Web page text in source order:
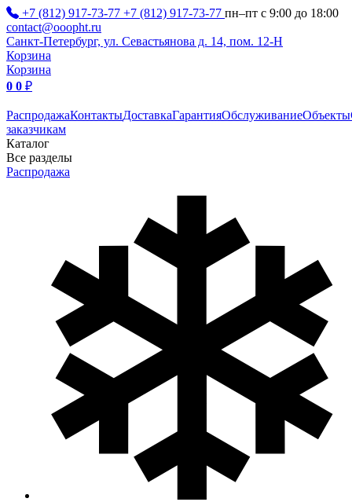
+7 (812) 917-73-77 +7 (812) 917-73-77 пн–пт с 9:00 до 18:00
contact@ooopht.ru
Санкт-Петербург, ул. Севастьянова д. 14, пом. 12-Н
Корзина
Корзина
0 0 ₽
РаспродажаКонтактыДоставкаГарантияОбслуживаниеОбъекты
заказчикам
Каталог
Все разделы
Распродажа